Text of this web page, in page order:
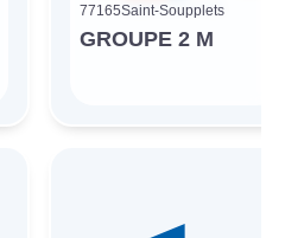
77165Saint-Soupplets
GROUPE 2 M